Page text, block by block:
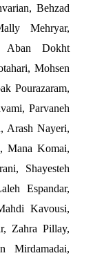
Behzad
Mehryar,
Aban Dokht
Mohsen
Pourazaram,
Parvaneh
Arash Nayeri,
Mana Komai,
Shayesteh
Espandar,
Kavousi,
Zahra Pillay,
Mirdamadai,